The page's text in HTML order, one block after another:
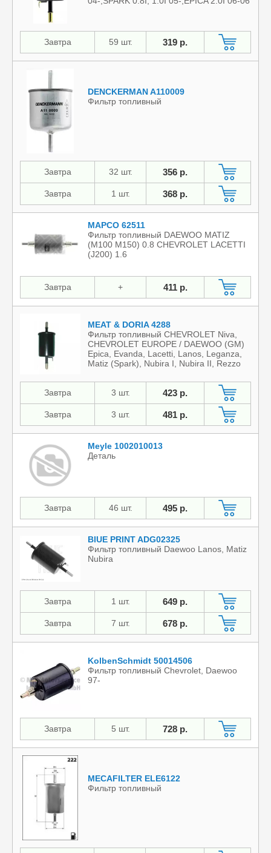
Завтра 59 шт. 319 р.
DENCKERMAN A110009
Фильтр топливный
Завтра 32 шт. 356 р.
Завтра 1 шт. 368 р.
MAPCO 62511
Фильтр топливный DAEWOO MATIZ
(M100 M150) 0.8 CHEVROLET LACETTI
(J200) 1.6
Завтра + 411 р.
MEAT & DORIA 4288
Фильтр топливный CHEVROLET Niva,
CHEVROLET EUROPE / DAEWOO (GM)
Epica, Evanda, Lacetti, Lanos, Leganza,
Matiz (Spark), Nubira I, Nubira II, Rezzo
Завтра
3 шт. 423 р.
Завтра 3 шт. 481 р.
Meyle 1002010013
Деталь
Завтра 46 шт. 495 р.
BlUE PRINT ADG02325
Фильтр топливный Daewoo Lanos, Matiz
Nubira
Завтра 1 шт. 649 р.
Завтра 7 шт. 678 р.
KolbenSchmidt 50014506
Фильтр топливный Chevrolet, Daewoo
97-
Завтра 5 шт. 728 р.
MECAFILTER ELE6122
Фильтр топливный